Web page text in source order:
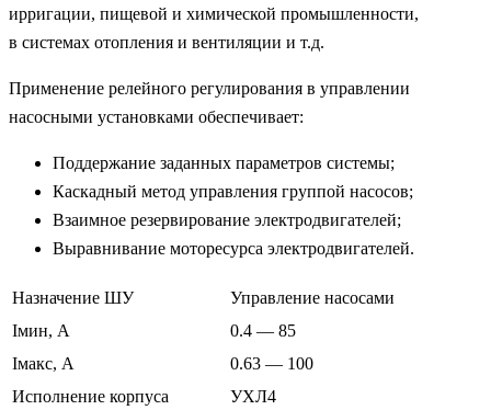
ирригации, пищевой и химической промышленности,
в системах отопления и вентиляции и т.д.
Применение релейного регулирования в управлении
насосными установками обеспечивает:
Поддержание заданных параметров системы;
Каскадный метод управления группой насосов;
Взаимное резервирование электродвигателей;
Выравнивание моторесурса электродвигателей.
Назначение ШУ
Управление насосами
Iмин, А
0.4 — 85
Iмакс, А
0.63 — 100
Исполнение корпуса
УХЛ4